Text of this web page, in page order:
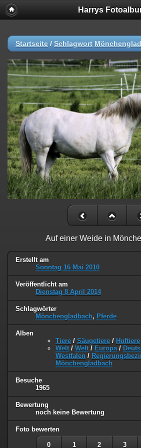
Harrys
Startseite / Schlagwort
Auf einer Weide in
Erstellt am
Sonntag 16 Mai 2010
Veröffentlicht am
Dienstag 8 April 2014
Schlagwörter
Mönchengladbach, Pferde
Alben
Tiere / Säugetiere / Huftiere
Welt / Welt / Europa/
Westfalen /
Mönchengladbach
Besuche
1965
Bewertung
noch keine Bewertung
Foto bewerten
0 1 2 3